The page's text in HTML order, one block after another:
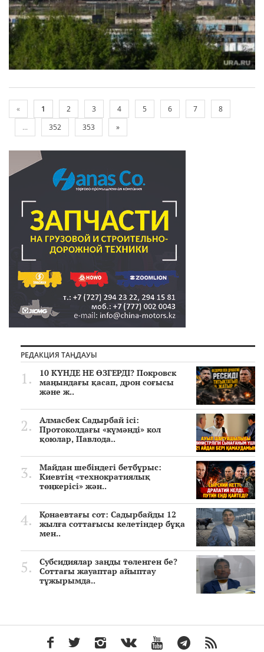
« 1 2 3 4 5 6 7
8
...
352 353 »
РЕДАКЦИЯ ТАҢДАУЫ
10 КҮНДЕ НЕ ӨЗГЕРДІ? Покровск
маңындағы қасап, дрон соғысы
және ж..
Алмасбек Садырбай ісі:
Протоколдағы «күмәнді» кол
қоюлар, Павлода..
Майдан шебіндегі бетбұрыс:
Киевтің «технократиялық
төңкерісі» жән..
Қонаевтағы сот: Садырбайды 12
жылға соттағысы келетіндер бұқа
мен..
Субсидиялар заңды төленген бе?
Соттағы жауаптар айыптау
тұжырымда..